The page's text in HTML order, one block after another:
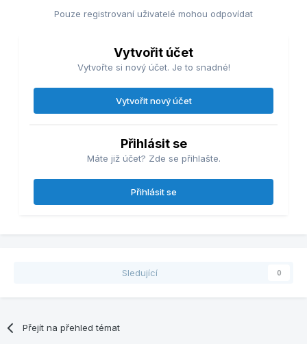
Pouze registrovaní uživatelé mohou odpovídat
Vytvořit účet
Vytvořte si nový účet. Je to snadné!
Vytvořit nový účet
Přihlásit se
Máte již účet? Zde se přihlašte.
Přihlásit se
Sledující 0
Přejít na přehled témat